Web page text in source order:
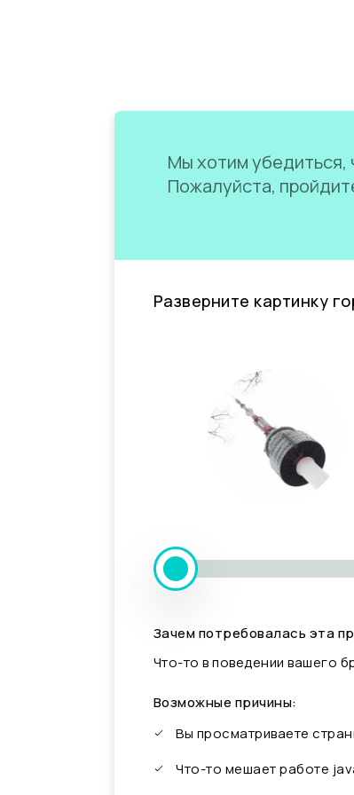
Мы хотим убедиться,
Пожалуйста,
Разверните картинку
Зачем потребовалась эта
Что-то в поведении вашего
Возможные причины:
Вы просматриваете
Что-то мешает работе